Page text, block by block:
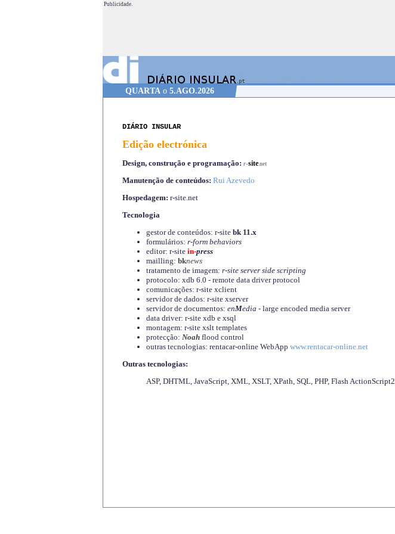
Publicidade.
QUARTAo 5.AGO.2026
DIÁRIO INSULAR
Edição electrónica
Design, construção e programação: r-site.net
Manutenção de conteúdos: Rui Azevedo
Hospedagem: r-site.net
Tecnologia
gestor de conteúdos: r-site bk 11.x
formulários: r-form behaviors
editor: r-site in-press
mailling: bknews
tratamento de imagem: r-site server side scripting
protocolo: xdb 6.0 - remote data driver protocol
comunicações: r-site xclient
servidor de dados: r-site xserver
servidor de documentos: enMedia - large encoded media server
data driver: r-site xdb e xsql
montagem: r-site xslt templates
protecção: Noahflood control
outras tecnologias: rentacar-online WebApp www.rentacar-online.net
Outras tecnologias:
ASP, DHTML, JavaScript, XML, XSLT, XPath, SQL, PHP, Flash ActionScript2